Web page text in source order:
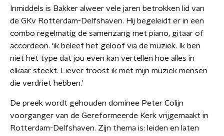
Inmiddels is Bakker alweer vele jaren betrokken lid van
de GKv Rotterdam-Delfshaven. Hij begeleidt er in een
combo regelmatig de samenzang met piano, gitaar of
accordeon. ‘ik beleef het geloof via de muziek. Ik ben
niet het type dat jou even kan vertellen hoe alles in
elkaar steekt. Liever troost ik met mijn muziek mensen
die verdriet hebben.’
De preek wordt gehouden dominee Peter Colijn
voorganger van de Gereformeerde Kerk vrijgemaakt in
Rotterdam-Delfshaven. Zijn thema is: leiden en laten